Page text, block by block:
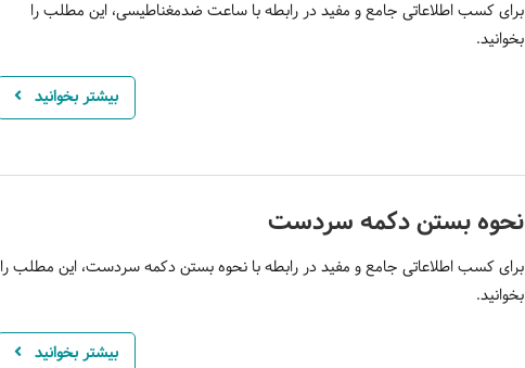
برای کسب اطلاعاتی جامع و مفید در رابطه با ساعت ضدمغناطیسی، این مطلب را
بخوانید.
بیشتر بخوانید
نحوه بستن دکمه سردست
برای کسب اطلاعاتی جامع و مفید در رابطه با نحوه بستن دکمه سردست، این مطلب را
بخوانید.
بیشتر بخوانید